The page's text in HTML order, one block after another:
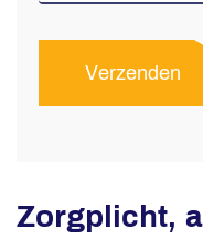
Verzenden
Zorgplicht,